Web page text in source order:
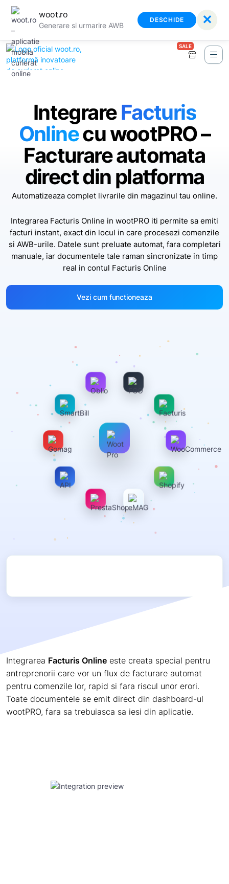
woot.ro
Generare si urmarire AWB
DESCHIDE ✕
SALE
IntegrareFacturis
Onlinecu wootPRO –
Facturare automata
direct din platforma
Automatizeaza complet livrarile din magazinul tau online.
Integrarea Facturis Online in wootPRO iti permite sa emiti
facturi instant, exact din locul in care procesezi comenzile
si AWB-urile. Datele sunt preluate automat, fara completari
manuale, iar documentele tale raman sincronizate in timp
real in contul Facturis Online
Vezi cum functioneaza
Integrarea Facturis Online este creata special pentru
antreprenorii care vor un flux de facturare automat
pentru comenzile lor, rapid si fara riscul unor erori.
Toate documentele se emit direct din dashboard-ul
wootPRO, fara sa trebuiasca sa iesi din aplicatie.